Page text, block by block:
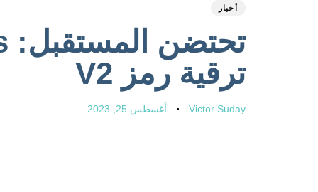
أخبار
ترقية رمز V2
Victor Suday أغسطس 25, 2023